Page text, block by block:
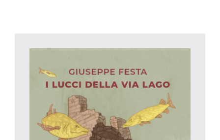
durante la caccia a un leggendario e sfuggente pesce (anche
Giuseppe Festa, non a caso un vecchio pescatore si chiama
Santiago, come ne Il vecchio e il mare di Hemingway).
Nonostante le ricerche, il corpo di Brando non si ritrova, il
paese è in lutto; i ragazzini, pur nel turbamento, a un certo
punto riprendono a giocare, perché la vita va avanti, ma ecco
che compaiono dei misteriosi bigliettini che dicono cose che